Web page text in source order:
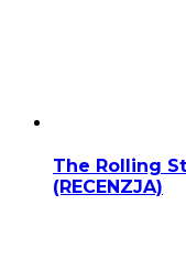
The Rolling
(RECENZJA)